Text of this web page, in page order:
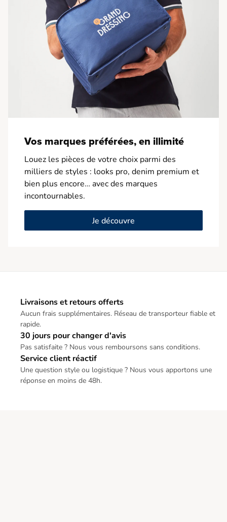
Vos marques préférées, en illimité
Louez les pièces de votre choix parmi des
milliers de styles : looks pro, denim premium et
bien plus encore… avec des marques
incontournables.
Je découvre
Livraisons et retours offerts
Aucun frais supplémentaires. Réseau de transporteur fiable et
rapide.
30 jours pour changer d'avis
Pas satisfaite ? Nous vous remboursons sans conditions.
Service client réactif
Une question style ou logistique ? Nous vous apportons une
réponse en moins de 48h.